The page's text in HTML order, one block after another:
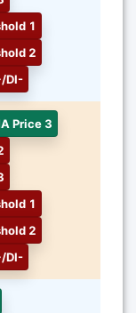
1
2
DI-
Price 3
1
2
DI-